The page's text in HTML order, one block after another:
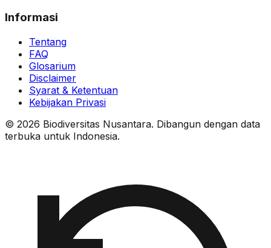
Informasi
Tentang
FAQ
Glosarium
Disclaimer
Syarat & Ketentuan
Kebijakan Privasi
© 2026 Biodiversitas Nusantara. Dibangun dengan data
terbuka untuk Indonesia.